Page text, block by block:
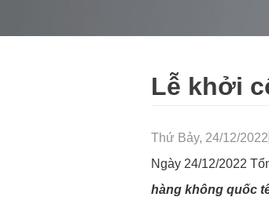
Lễ khởi
Thứ Bảy, 24/12/2022
Ngày 24/12/2022
hàng không quốc